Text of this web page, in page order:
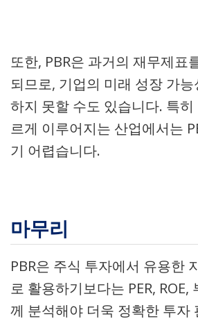
또한, PBR은 과거의 재무제표
되므로, 기업의 미래 성장 가
하지 못할 수도 있습니다. 특
르게 이루어지는 산업에서는
기 어렵습니다.
마무리
PBR은 주식 투자에서 유용한
로 활용하기보다는 PER, ROE,
께 분석해야 더욱 정확한 투자